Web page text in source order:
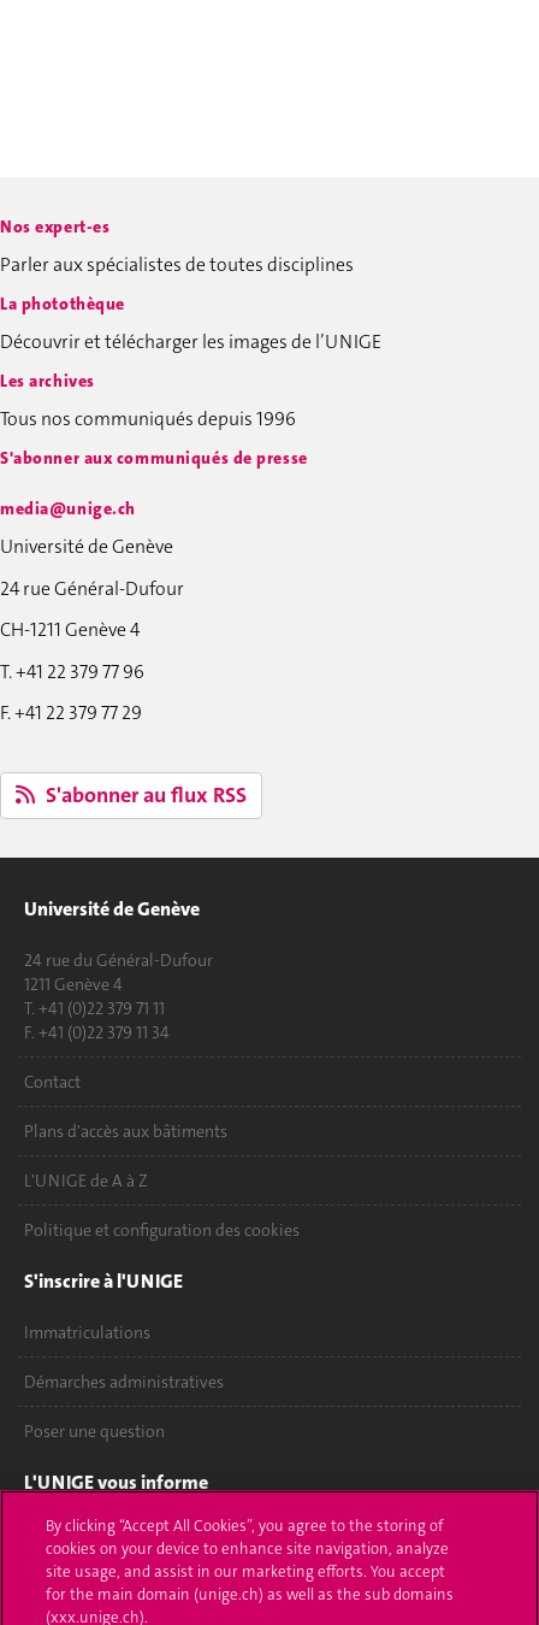
Nos expert-es
Parler aux spécialistes de toutes disciplines
La photothèque
Découvrir et télécharger les images de l’UNIGE
Les archives
Tous nos communiqués depuis 1996
S'abonner aux communiqués de presse
media@unige.ch
Université de Genève
24 rue Général-Dufour
CH-1211 Genève 4
T. +41 22 379 77 96
F. +41 22 379 77 29
S'abonner au flux RSS
Université de Genève
24 rue du Général-Dufour
1211 Genève 4
T. +41 (0)22 379 71 11
F. +41 (0)22 379 11 34
Contact
Plans d'accès aux bâtiments
L'UNIGE de A à Z
Politique et configuration des cookies
S'inscrire à l'UNIGE
Immatriculations
Démarches administratives
Poser une question
L'UNIGE vous informe
UNIGE Mobile
Médias
By clicking “Accept All Cookies”, you agree to the storing of
cookies on your device to enhance site navigation, analyze
site usage, and assist in our marketing efforts. You accept
for the main domain (unige.ch) as well as the sub domains
(xxx.unige.ch).